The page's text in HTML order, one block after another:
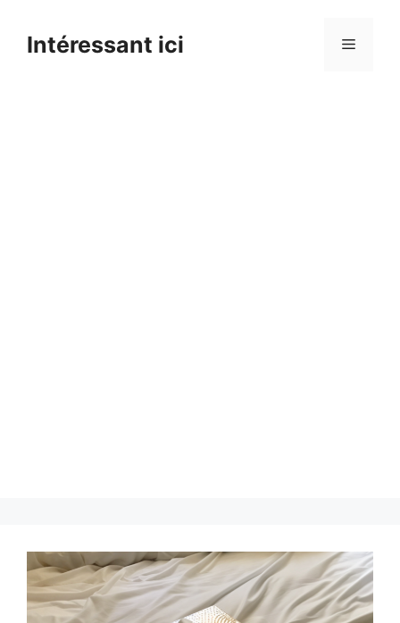
contentIntéressant ici Menu